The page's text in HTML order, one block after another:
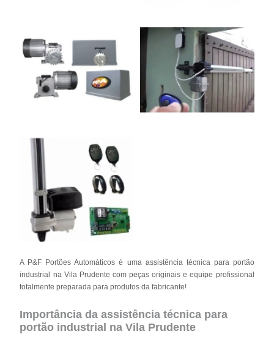
A P&F Portões Automáticos é uma assistência técnica para portão
industrial na Vila Prudente com peças originais e equipe profissional
totalmente preparada para produtos da fabricante!
Importância da assistência técnica para
portão industrial na Vila Prudente